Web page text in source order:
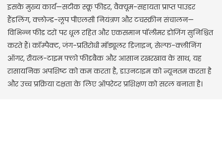
इसके मुख्य कार्य—सटीक स्क्रू फीडर, वैक्यूम-सहायता प्राप्त पाउडर
हैंडलिंग, क्लोज्ड-लूप पीएलसी नियंत्रण और टचस्क्रीन संचालन—
विभिन्न फीड दरों पर धूल रहित और एकसमान पॉलीमर डोजिंग सुनिश्चित
करते हैं। कॉम्पैक्ट, जंग-प्रतिरोधी मॉड्यूलर डिज़ाइन, सेल्फ-क्लीनिंग
ऑगर, रीयल-टाइम फ्लो फीडबैक और आसान रखरखाव के साथ, यह
रासायनिक अपशिष्ट को कम करता है, डाउनटाइम को न्यूनतम करता है
और उच्च प्रक्रिया दक्षता के लिए ऑपरेटर प्रशिक्षण को सरल बनाता है।